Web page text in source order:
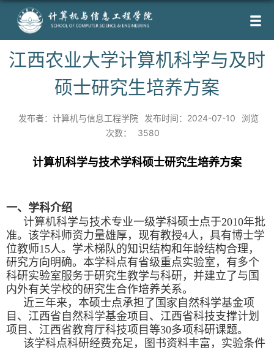
江西农业大学计算机科学与及时
硕士研究生培养方案
发布者：计算机与信息工程学院 发布时间：2024-07-10
浏览
次数：
3580
计算机科学与技术学科硕士研究生培养方案
一、学科介绍
计算机科学与技术专业一级学科硕士点于2010年批
准。该学科师资力量雄厚，现有教授4人，具有博士学
位教师15人。学术梯队的知识结构和年龄结构合理，
研究方向明确。本学科点有省级重点实验室，有多个
科研实验室服务于研究生教学与科研，并建立了与国
内外有关学校的研究生合作培养关系。
近三年来，本硕士点承担了国家自然科学基金项
目、江西省自然科学基金项目、江西省科技支撑计划
项目、江西省教育厅科技项目等30多项科研课题。
该学科点科研经费充足，图书资料丰富，实验条件